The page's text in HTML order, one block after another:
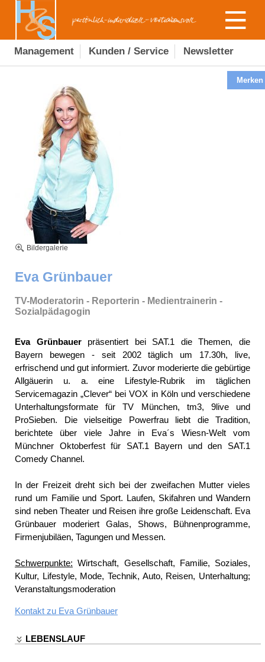
Management Kunden / Service Newsletter
Bildergalerie
Eva Grünbauer
Merken
TV-Moderatorin - Reporterin - Medientrainerin -
Sozialpädagogin
Eva Grünbauerpräsentiert bei SAT.1 die Themen, die
Bayern bewegen - seit 2002 täglich um 17.30h, live,
erfrischend und gut informiert. Zuvor moderierte die gebürtige
Allgäuerin u. a. eine Lifestyle-Rubrik im täglichen
Servicemagazin „Clever“ bei VOX in Köln und verschiedene
Unterhaltungsformate für TV München, tm3, 9live und
ProSieben. Die vielseitige Powerfrau liebt die Tradition,
berichtete über viele Jahre in Eva´s Wiesn-Welt vom
Münchner Oktoberfest für SAT.1 Bayern und den SAT.1
Comedy Channel.
In der Freizeit dreht sich bei der zweifachen Mutter vieles
rund um Familie und Sport. Laufen, Skifahren und Wandern
sind neben Theater und Reisen ihre große Leidenschaft. Eva
Grünbauer moderiert Galas, Shows, Bühnenprogramme,
Firmenjubiläen, Tagungen und Messen.
Schwerpunkte: Wirtschaft, Gesellschaft, Familie, Soziales,
Kultur, Lifestyle, Mode, Technik, Auto, Reisen, Unterhaltung;
Veranstaltungsmoderation
Kontakt zu Eva Grünbauer
LEBENSLAUF